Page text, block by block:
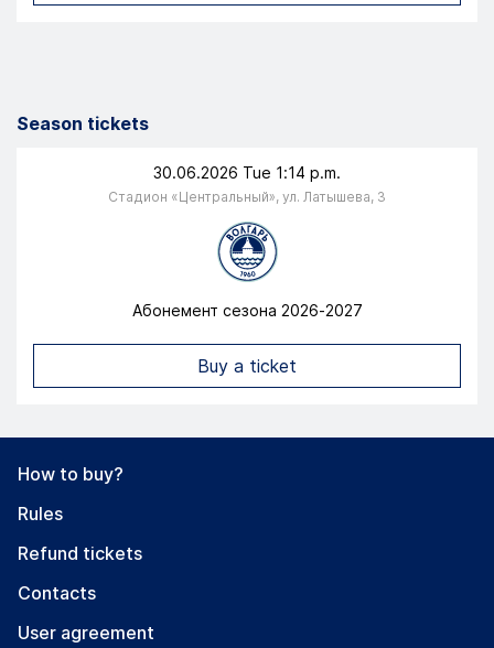
Season tickets
30.06.2026 Tue 1:14 p.m.
Стадион «Центральный», ул. Латышева, 3
Абонемент сезона 2026-2027
Buy a ticket
How to buy?
Rules
Refund tickets
Contacts
User agreement